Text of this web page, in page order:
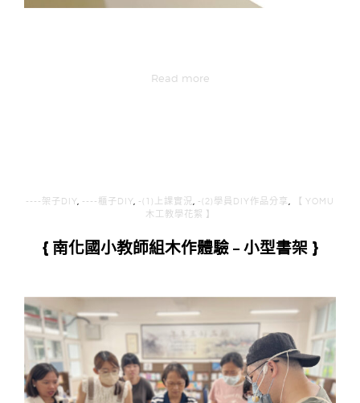
Read more
----架子DIY, ----櫃子DIY, -(1)上課實況, -(2)學員DIY作品分享,
【 YOMU
木工教學花絮 】
{ 南化國小教師組木作體驗 – 小型書架 }